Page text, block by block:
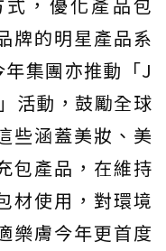
，優化產品包
牌的明星產品系
集團亦推動「J
活動，鼓勵全球
些涵蓋美妝、美
包產品，在維持
材使用，對環境
樂膚今年更首度